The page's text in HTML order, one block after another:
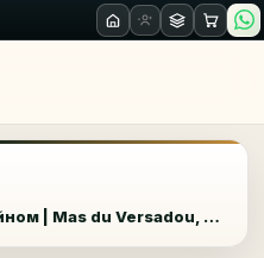
154m2 Ø14m Купол с бассейном | Mas du Versadou, Франция